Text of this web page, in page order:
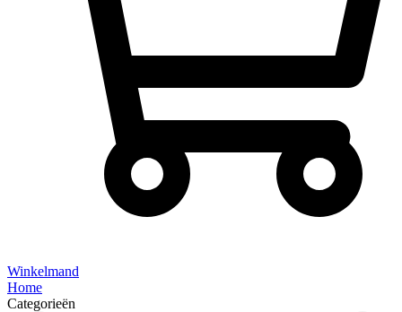
Winkelmand
Home
Categorieën